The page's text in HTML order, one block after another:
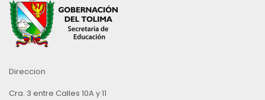
Direccion
Cra. 3 entre Calles 10A y 11